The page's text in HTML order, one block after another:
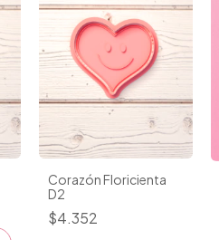
Corazón Floricienta
D2
$4.352